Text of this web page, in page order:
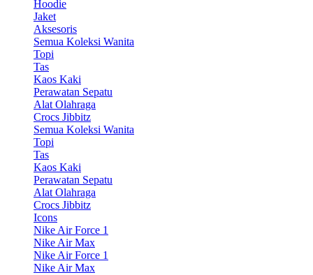
Hoodie
Jaket
Aksesoris
Semua Koleksi Wanita
Topi
Tas
Kaos Kaki
Perawatan Sepatu
Alat Olahraga
Crocs Jibbitz
Semua Koleksi Wanita
Topi
Tas
Kaos Kaki
Perawatan Sepatu
Alat Olahraga
Crocs Jibbitz
Icons
Nike Air Force 1
Nike Air Max
Nike Air Force 1
Nike Air Max